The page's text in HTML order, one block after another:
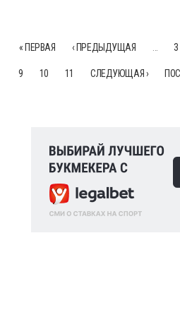
« ПЕРВАЯ ‹ ПРЕДЫДУЩАЯ 3
9 10 11 СЛЕДУЮЩАЯ ›